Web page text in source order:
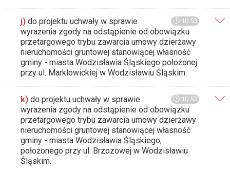
10:53
j) do projektu uchwały w sprawie
wyrażenia zgody na odstąpienie od obowiązku
przetargowego trybu zawarcia umowy dzierżawy
nieruchomości gruntowej stanowiącej własność
gminy - miasta Wodzisławia Śląskiego położonej
przy ul. Marklowickiej w Wodzisławiu Śląskim.
10:53
k) do projektu uchwały w sprawie
wyrażenia zgody na odstąpienie od obowiązku
przetargowego trybu zawarcia umowy dzierżawy
nieruchomości gruntowej stanowiącej własność
gminy - miasta Wodzisławia Śląskiego,
położonego przy ul. Brzozowej w Wodzisławiu
Śląskim.